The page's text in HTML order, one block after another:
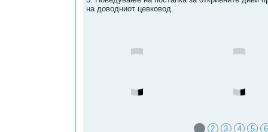
на доводниот цевковод.
1 2 3 4 5 6